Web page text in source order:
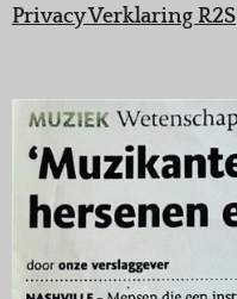
Privacy Verklaring R2S